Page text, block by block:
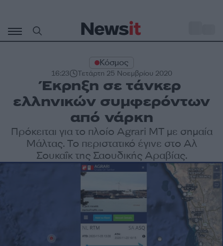
περιεχόμενο
Κόσμος
16:23 Τετάρτη 25 Νοεμβρίου 2020
Έκρηξη σε τάνκερ
ελληνικών συμφερόντων
από νάρκη
Πρόκειται για το πλοίο Agrari MT με σημαία
Μάλτας. Το περιστατικό έγινε στο Αλ
Σουκαΐκ της Σαουδικής Αραβίας.